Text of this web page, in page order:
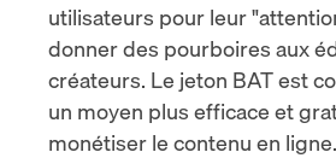
utilisateurs pour leur
donner des pourboires aux
créateurs. Le jeton BAT est
un moyen plus efficace et
monétiser le contenu en ligne.